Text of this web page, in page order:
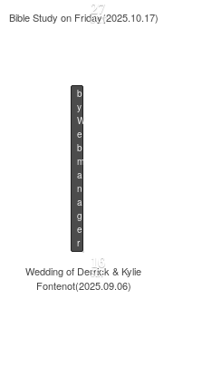
27
OCT
Bible Study on Friday(2025.10.17)
16
SEP
b
y
W
e
b
m
a
n
a
g
e
r
Wedding of Derrick & Kylie
Fontenot(2025.09.06)